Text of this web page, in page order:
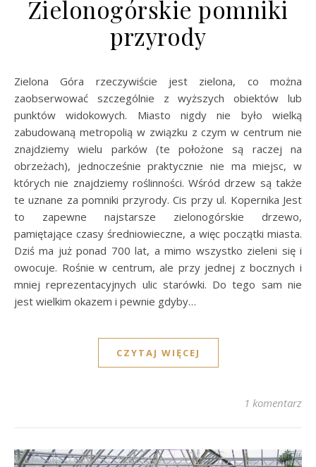
Zielonogórskie pomniki
przyrody
Zielona Góra rzeczywiście jest zielona, co można
zaobserwować szczególnie z wyższych obiektów lub
punktów widokowych. Miasto nigdy nie było wielką
zabudowaną metropolią w związku z czym w centrum nie
znajdziemy wielu parków (te położone są raczej na
obrzeżach), jednocześnie praktycznie nie ma miejsc, w
których nie znajdziemy roślinności. Wśród drzew są także
te uznane za pomniki przyrody. Cis przy ul. Kopernika Jest
to zapewne najstarsze zielonogórskie drzewo,
pamiętające czasy średniowieczne, a więc początki miasta.
Dziś ma już ponad 700 lat, a mimo wszystko zieleni się i
owocuje. Rośnie w centrum, ale przy jednej z bocznych i
mniej reprezentacyjnych ulic starówki. Do tego sam nie
jest wielkim okazem i pewnie gdyby…
CZYTAJ WIĘCEJ
1 komentarz